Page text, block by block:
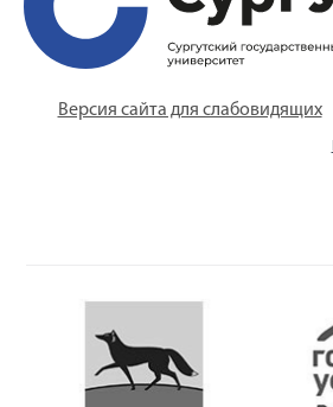
Версия сайта для слабовидящих